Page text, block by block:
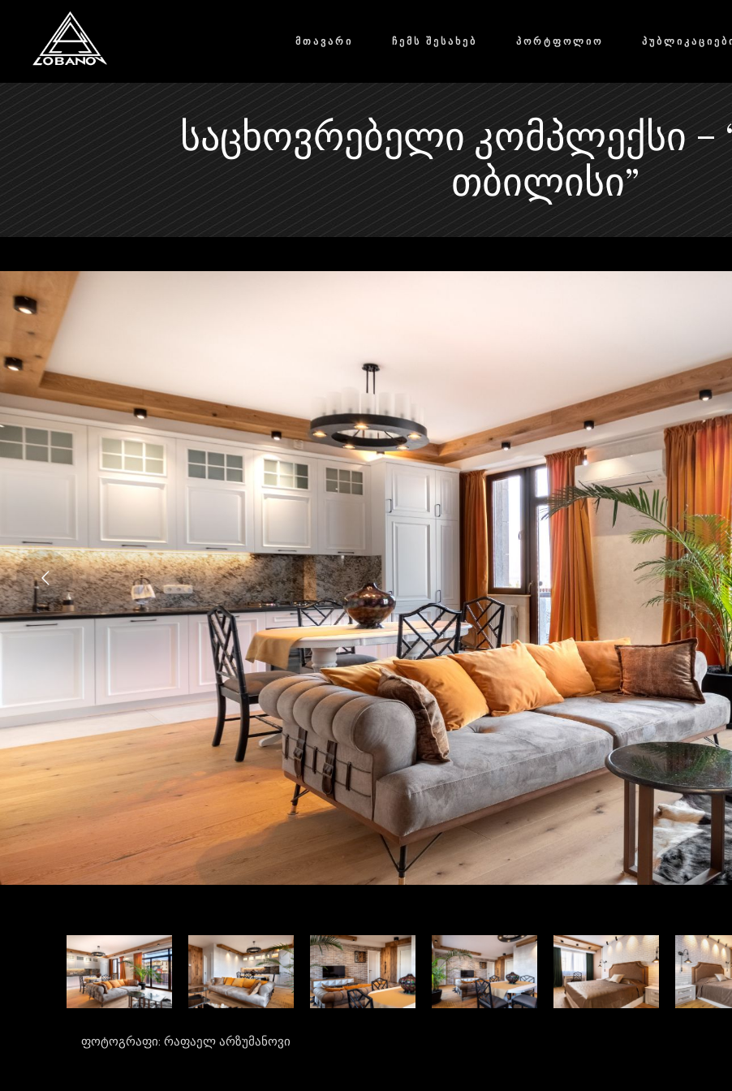
ᲛᲗᲐᲕᲐᲠᲘ ᲩᲔᲛᲡ ᲨᲔᲡᲐᲮᲔᲑ ᲞᲝᲠᲢᲤᲝᲚᲘᲝ
ᲡᲐᲪᲮᲝᲕᲠᲔᲑᲔᲚᲘ ᲙᲝᲛᲞᲚᲔᲥᲡᲘ –
ᲗᲑᲘᲚᲘᲡᲘ”
ფოტოგრაფი: რაფაელ არზუმანოვი